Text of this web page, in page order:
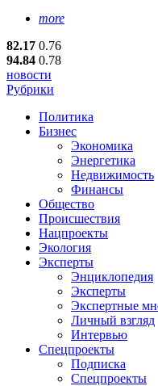
more
82.17 0.76
94.84 0.78
новости
Рубрики
Политика
Бизнес
Экономика
Энергетика
Недвижимость
Финансы
Общество
Происшествия
Нацпроекты
Экология
Эксперты
Энциклопедия
Эксперты
Экспертные
Личный взгляд
Интервью
Спецпроекты
Подписка
Спецпроекты